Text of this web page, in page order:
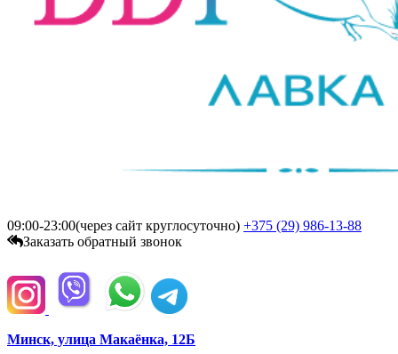
09:00-23:00(через сайт круглосуточно) +375 (29) 986-13-88
Заказать обратный звонок
Минск, улица Макаёнка, 12Б